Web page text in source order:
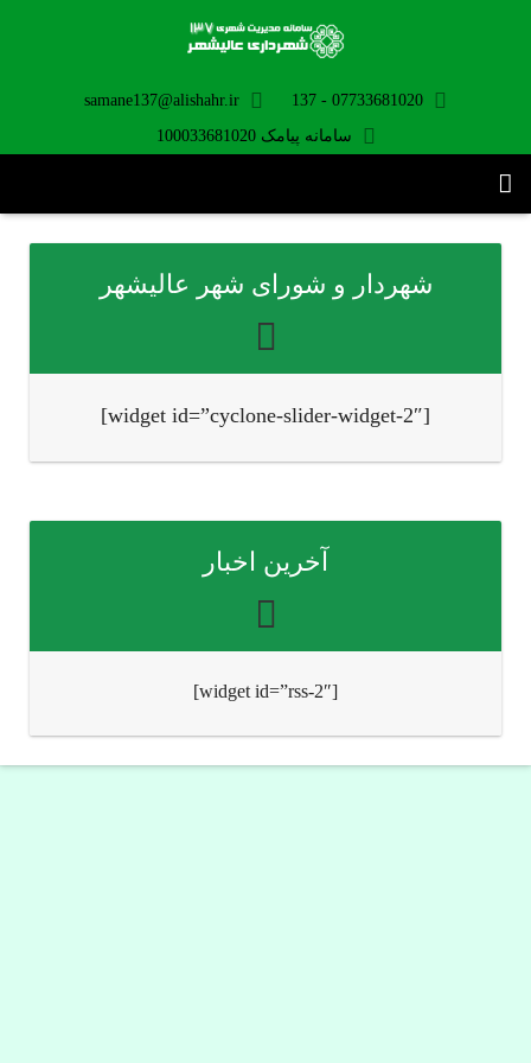
07733681020 - 137
samane137@alishahr.ir
سامانه پیامک 100033681020
صفحه اصلی
ثبت درخواست ۱۳۷
برنامه موبایل
شهردار و شورای شهر عالیشهر
[widget id=”cyclone-slider-widget-2″]
آخرین اخبار
[widget id=”rss-2″]